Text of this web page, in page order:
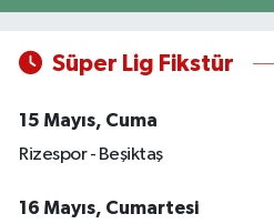
Süper Lig Fikstür
15 Mayıs, Cuma
Rizespor - Beşiktaş
16 Mayıs, Cumartesi